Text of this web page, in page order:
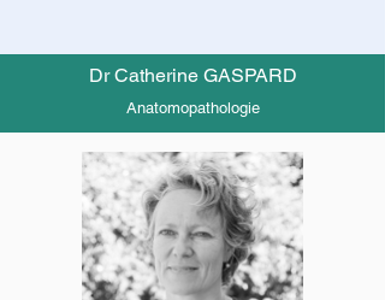
Dr Catherine GASPARD
Anatomopathologie